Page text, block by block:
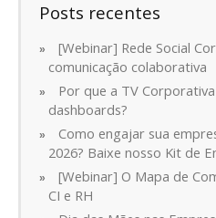
Posts recentes
[Webinar] Rede Social
comunicação colaborativa
Por que a TV
dashboards?
Como engajar sua
2026? Baixe nosso Kit de
[Webinar] O Mapa de
CI e RH